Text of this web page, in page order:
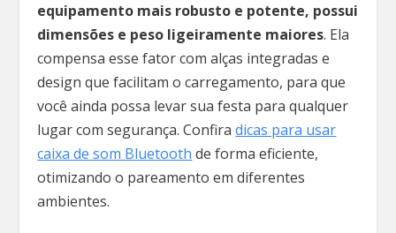
equipamento mais robusto e potente, possui
dimensões e peso ligeiramente maiores. Ela
compensa esse fator com alças integradas e
design que facilitam o carregamento, para que
você ainda possa levar sua festa para qualquer
lugar com segurança. Confiradicas para usar
caixa de som Bluetooth de forma eficiente,
otimizando o pareamento em diferentes
ambientes.